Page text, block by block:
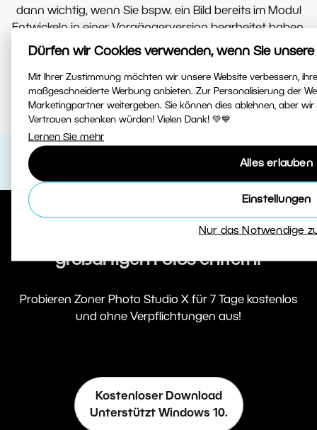
Dürfen wir Cookies verwenden, wenn Sie
Mit Ihrer Zustimmung möchten wir unsere Website verbessern,
maßgeschneiderte Werbung anbieten. Zur Personalisierung der
Marketingpartner weitergeben. Sie können dies ablehnen, aber
Vertrauen schenken würden! Vielen Dank! 💚💙
Lernen Sie mehr
Alles erlauben
Einstellungen
Nur das Notwendige
dann wichtig, wenn Sie bspw. ein Bild bereits im Modul
Entwickeln in einer Vorgängerversion bearbeitet haben.
Natürlich kann es auch passieren, dass das Bild
stehen Ihnen die neuen Tools zur Verfügung.
großartigen Fotos entfernt
Probieren Zoner Photo Studio X für 7 Tage kostenlos
und ohne Verpflichtungen aus!
Kostenloser Download
Unterstützt Windows 10.